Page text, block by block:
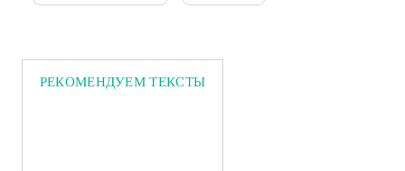
РЕКОМЕНДУЕМ ТЕКСТЫ